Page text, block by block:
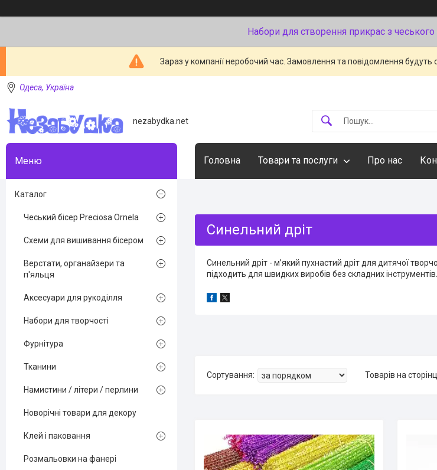
Набори для створення прикрас з чеського
Зараз у компанії неробочий час. Замовлення та повідомлення
Одеса, Україна
nezabydka.net
Головна Товари та послуги Про нас
Синельний дріт
Синельний дріт - мʼякий пухнастий дріт для дитячої
підходить для швидких виробів без складних інструментів.
Каталог
Чеський бісер Preciosa Ornela
Схеми для вишивання бісером
Верстати, органайзери та
п'яльця
Аксесуари для рукоділля
Набори для творчості
Фурнітура
Тканини
Намистини / літери / перлини
Новорічні товари для декору
Клей і паковання
Розмальовки на фанері